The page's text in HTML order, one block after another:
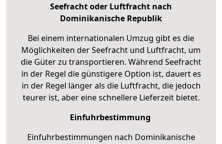
Seefracht oder Luftfracht nach
Dominikanische Republik
Bei einem internationalen Umzug gibt es die
Möglichkeiten der Seefracht und Luftfracht, um
die Güter zu transportieren. Während Seefracht
in der Regel die günstigere Option ist, dauert es
in der Regel länger als die Luftfracht, die jedoch
teurer ist, aber eine schnellere Lieferzeit bietet.
Einfuhrbestimmung
Einfuhrbestimmungen nach Dominikanische